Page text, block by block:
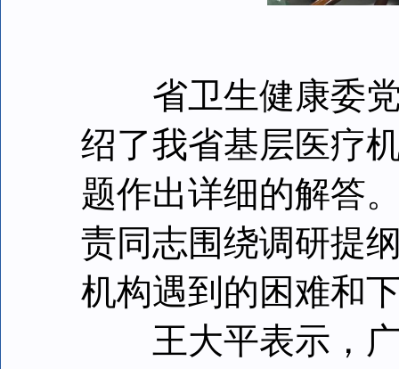
省卫生健康委党
绍了我省基层医疗
题作出详细的解答
责同志围绕调研提
机构遇到的困难和
王大平表示，广